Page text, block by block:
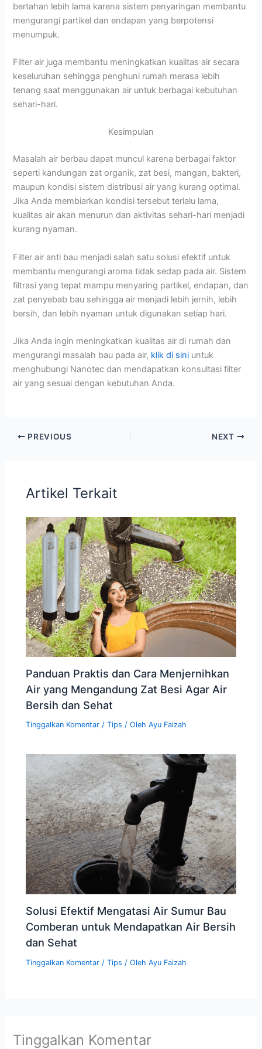
bertahan lebih lama karena sistem penyaringan membantu
mengurangi partikel dan endapan yang berpotensi
menumpuk.
Filter air juga membantu meningkatkan kualitas air secara
keseluruhan sehingga penghuni rumah merasa lebih
tenang saat menggunakan air untuk berbagai kebutuhan
sehari-hari.
Kesimpulan
Masalah air berbau dapat muncul karena berbagai faktor
seperti kandungan zat organik, zat besi, mangan, bakteri,
maupun kondisi sistem distribusi air yang kurang optimal.
Jika Anda membiarkan kondisi tersebut terlalu lama,
kualitas air akan menurun dan aktivitas sehari-hari menjadi
kurang nyaman.
Filter air anti bau menjadi salah satu solusi efektif untuk
membantu mengurangi aroma tidak sedap pada air. Sistem
filtrasi yang tepat mampu menyaring partikel, endapan, dan
zat penyebab bau sehingga air menjadi lebih jernih, lebih
bersih, dan lebih nyaman untuk digunakan setiap hari.
Jika Anda ingin meningkatkan kualitas air di rumah dan
mengurangi masalah bau pada air, klik di sini untuk
menghubungi Nanotec dan mendapatkan konsultasi filter
air yang sesuai dengan kebutuhan Anda.
PREVIOUS NEXT
Artikel Terkait
Panduan Praktis dan Cara Menjernihkan
Air yang Mengandung Zat Besi Agar Air
Bersih dan Sehat
Tinggalkan Komentar /Tips / OlehAyu Faizah
Solusi Efektif Mengatasi Air Sumur Bau
Comberan untuk Mendapatkan Air Bersih
dan Sehat
Tinggalkan Komentar /Tips / OlehAyu Faizah
Tinggalkan Komentar